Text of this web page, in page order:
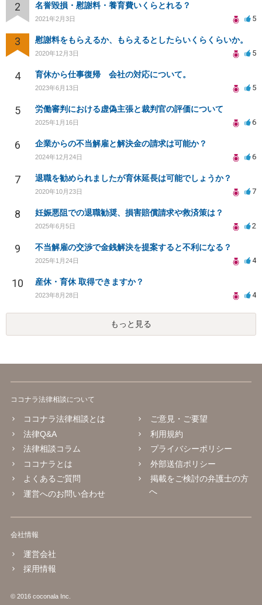
2 名誉毀損・慰謝料・養育費いくらとれる？
2021年2月3日 5
3 慰謝料をもらえるか、もらえるとしたらいくらくらいか。
2020年12月3日 5
4 育休から仕事復帰 会社の対応について。
2023年6月13日 5
5 労働審判における虚偽主張と裁判官の評価について
2025年1月16日 6
6 企業からの不当解雇と解決金の請求は可能か？
2024年12月24日 6
7 退職を勧められましたが育休延長は可能でしょうか？
2020年10月23日 7
8 妊娠悪阻での退職勧奨、損害賠償請求や救済策は？
2025年6月5日 2
9 不当解雇の交渉で金銭解決を提案すると不利になる？
2025年1月24日 4
10 産休・育休 取得できますか？
2023年8月28日 4
もっと見る
ココナラ法律相談について
ココナラ法律相談とは
法律Q&A
法律相談コラム
ココナラとは
よくあるご質問
運営へのお問い合わせ
ご意見・ご要望
利用規約
プライバシーポリシー
外部送信ポリシー
掲載をご検討の弁護士の方
へ
会社情報
運営会社
採用情報
© 2016 coconala Inc.